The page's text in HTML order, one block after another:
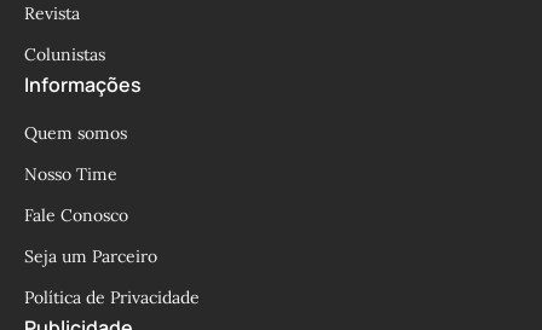
Revista
Colunistas
Informações
Quem somos
Nosso Time
Fale Conosco
Seja um Parceiro
Política de Privacidade